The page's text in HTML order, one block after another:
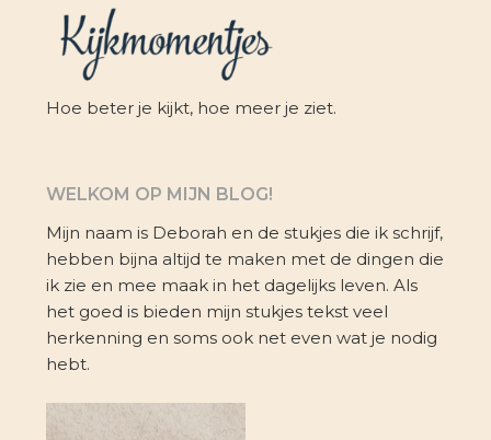
Hoe beter je kijkt, hoe meer je ziet.
WELKOM OP MIJN BLOG!
Mijn naam is Deborah en de stukjes die ik schrijf,
hebben bijna altijd te maken met de dingen die
ik zie en mee maak in het dagelijks leven. Als
het goed is bieden mijn stukjes tekst veel
herkenning en soms ook net even wat je nodig
hebt.